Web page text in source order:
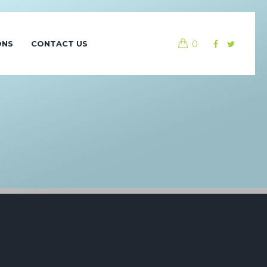
0
CONTACT US